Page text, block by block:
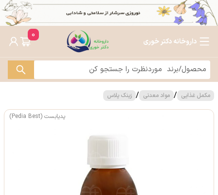
داروخانه دکتر خوری
0
مکمل غذایی / مواد معدنی / زینک پلاس
پدیابست (Pedia Best)